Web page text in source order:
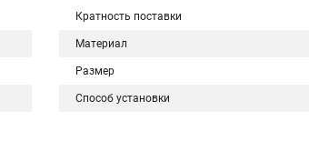
Кратность поставки
Материал
Размер
Способ установки